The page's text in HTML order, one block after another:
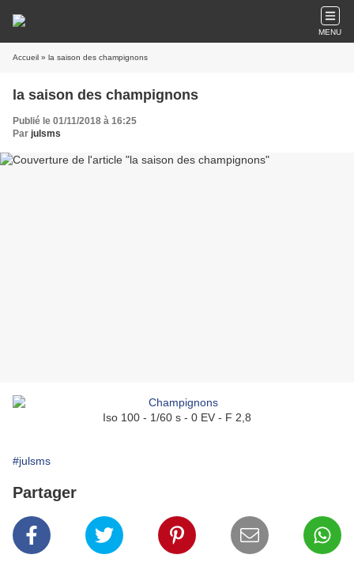
MENU
Accueil » la saison des champignons
la saison des champignons
Publié le 01/11/2018 à 16:25
Par julsms
Iso 100 - 1/60 s - 0 EV - F 2,8
#julsms
Partager